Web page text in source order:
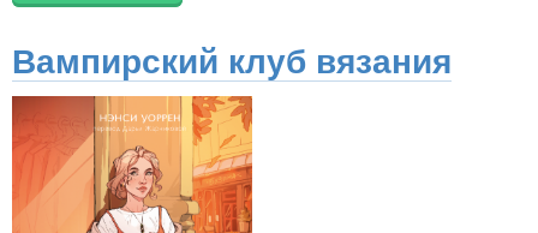
Вампирский клуб вязания